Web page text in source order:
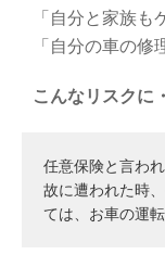
「自分と家族も
「自分の車の修
こんなリスクに
任意保険と言わ
故に遭われた時
ては、お車の運